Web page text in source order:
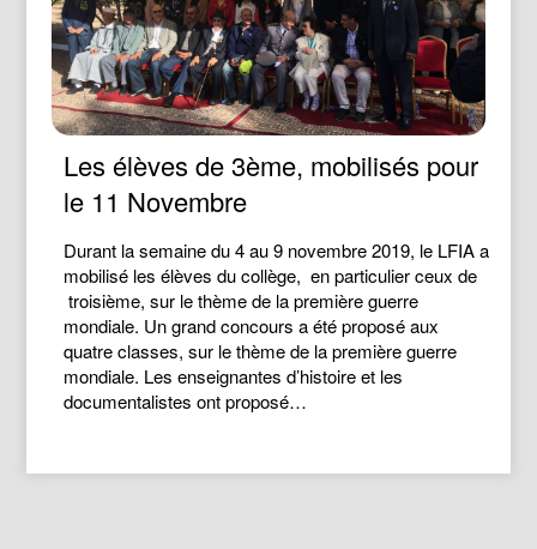
Les élèves de 3ème, mobilisés pour
le 11 Novembre
Durant la semaine du 4 au 9 novembre 2019, le LFIA a
mobilisé les élèves du collège, en particulier ceux de
troisième, sur le thème de la première guerre
mondiale. Un grand concours a été proposé aux
quatre classes, sur le thème de la première guerre
mondiale. Les enseignantes d’histoire et les
documentalistes ont proposé…